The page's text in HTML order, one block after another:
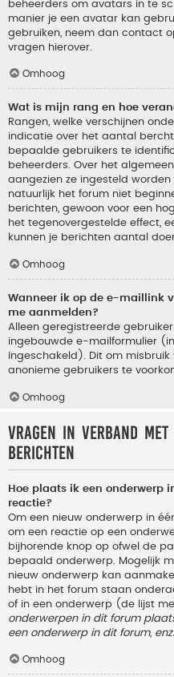
beheerders om avatars in te
manier je een avatar kan
gebruiken, neem dan contact
vragen hierover.
Omhoog
Wat is mijn rang en hoe
Rangen, welke verschijnen
indicatie over het aantal
bepaalde gebruikers te
beheerders. Over het
aangezien ze ingesteld
natuurlijk het forum niet
berichten, gewoon voor een
het tegenovergestelde effect,
kunnen je berichten aantal
Omhoog
Wanneer ik op de e-maillink
me aanmelden?
Alleen geregistreerde
ingebouwde e-mailformulier
ingeschakeld). Dit om
anonieme gebruikers te
Omhoog
Vragen in verband
berichten
Hoe plaats ik een onderwerp
reactie?
Om een nieuw onderwerp in
om een reactie op een
bijhorende knop op ofwel de
bepaald onderwerp. Mogelijk
nieuw onderwerp kan
hebt in het forum staan
of in een onderwerp (de lijst
onderwerpen in dit forum
een onderwerp in dit forum, enz.
Omhoog